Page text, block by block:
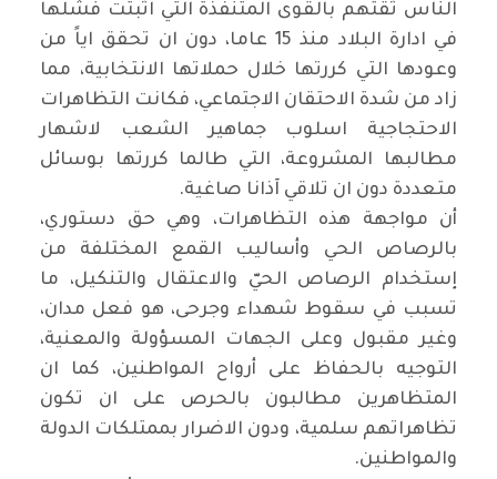
الناس ثقتهم بالقوى المتنفذة التي اثبتت فشلها
في ادارة البلاد منذ 15 عاما، دون ان تحقق اياً من
وعودها التي كررتها خلال حملاتها الانتخابية، مما
زاد من شدة الاحتقان الاجتماعي، فكانت التظاهرات
الاحتجاجية اسلوب جماهير الشعب لاشهار
مطالبها المشروعة، التي طالما كررتها بوسائل
متعددة دون ان تلاقي آذانا صاغية.
أن مواجهة هذه التظاهرات، وهي حق دستوري،
بالرصاص الحي وأساليب القمع المختلفة من
إستخدام الرصاص الحيّ والاعتقال والتنكيل، ما
تسبب في سقوط شهداء وجرحى، هو فعل مدان،
وغير مقبول وعلى الجهات المسؤولة والمعنية،
التوجيه بالحفاظ على أرواح المواطنين، كما ان
المتظاهرين مطالبون بالحرص على ان تكون
تظاهراتهم سلمية، ودون الاضرار بممتلكات الدولة
والمواطنين.